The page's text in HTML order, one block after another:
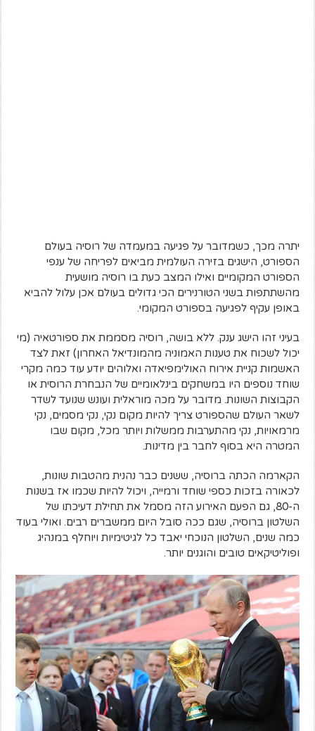
יתרה מכך, כשמדובר על פגיעה במעמדה של רוסיה בעולם
הספורט, הישגים בזירה העולמית מביאים לפריחה של ענפי
הספורט המקומיים ואילו המצב כעת בו רוסיה מושעית
מהשתתפות בשני הטורנירים הכי גדולים בעולם אכן עלול להביא
באופן עקיף לפגיעה בספורט המקומי.
בעיני זהו הישג ענק. ללא בושה, רוסיה מסממת את ספורטאיה (מי
יכול לשכוח את טענות האמוניה מהמונדיאל האחרון) זאת לצד
האשמות קניית אירוח האולימפיאדה ואלוהים יודע עוד כמה מקרי
שוחד נוספים היו במשחקים בינלאומיים של הנבחרת הרוסית או
הקבוצות השונות. מדובר על מכה מוראלית ועונש שנועד לשדר
לשאר העולם שהספורט צריך להיות מקום נקי, נקי מסמים, נקי
מרמאויות, נקי מהתערבות ממשלות ויותר מכל, מקום שבו
המטרה היא בסוף לחבר בין מדינות.
הקארמה הכתה ברוסיה, ששנים כבר נהנית מהטבות שונות,
לכאורה בזכות כספי שוחד ורמייה, ויכול להיות שכמו אז בשנות
ה-80, גם הפעם האירוע הזה מסמל את תחילת דעיכתו של
השלטון ברוסיה, שגם ככה סובל היום ממשברים רבים. ואולי בעוד
כמה שנים, השלטון הנוכחי יאבד כל לגיטימיות ויוחלף במנהיג
ופוליטיקאים טובים והוגנים יותר.